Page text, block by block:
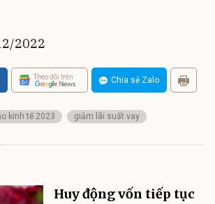
2022
Theo dõi trên Chia sẻ Zalo
kinh tế 2023 giảm lãi suất vay
Huy động vốn tiếp tục